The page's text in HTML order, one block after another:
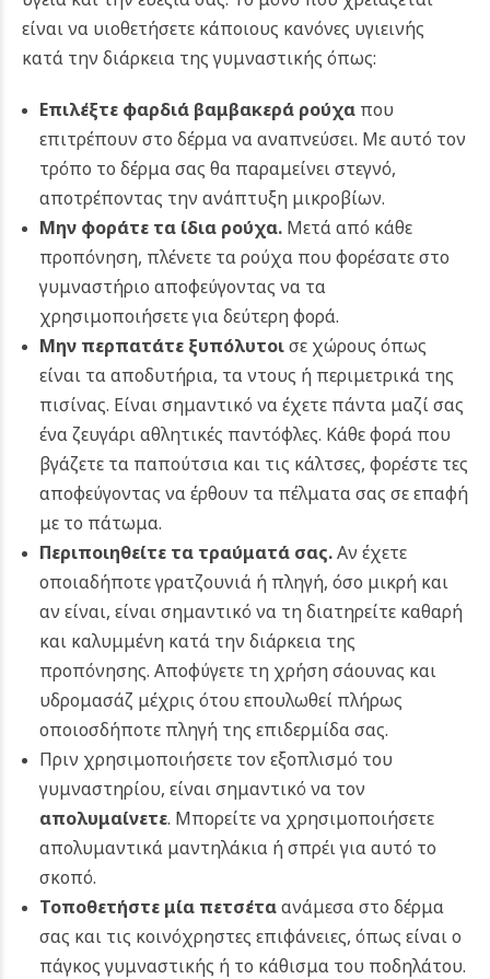
είναι να υιοθετήσετε κάποιους κανόνες υγιεινής
κατά την διάρκεια της γυμναστικής όπως:
Επιλέξτε φαρδιά βαμβακερά ρούχαπου
επιτρέπουν στο δέρμα να αναπνεύσει. Με αυτό τον
τρόπο το δέρμα σας θα παραμείνει στεγνό,
αποτρέποντας την ανάπτυξη μικροβίων.
Μην φοράτε τα ίδια ρούχα.Μετά από κάθε
προπόνηση, πλένετε τα ρούχα που φορέσατε στο
γυμναστήριο αποφεύγοντας να τα
χρησιμοποιήσετε για δεύτερη φορά.
Μην περπατάτε ξυπόλυτοισε χώρους όπως
είναι τα αποδυτήρια, τα ντους ή περιμετρικά της
πισίνας. Είναι σημαντικό να έχετε πάντα μαζί σας
ένα ζευγάρι αθλητικές παντόφλες. Κάθε φορά που
βγάζετε τα παπούτσια και τις κάλτσες, φορέστε τες
αποφεύγοντας να έρθουν τα πέλματα σας σε επαφή
με το πάτωμα.
Περιποιηθείτε τα τραύματά σας.Αν έχετε
οποιαδήποτε γρατζουνιά ή πληγή, όσο μικρή και
αν είναι, είναι σημαντικό να τη διατηρείτε καθαρή
και καλυμμένη κατά την διάρκεια της
προπόνησης. Αποφύγετε τη χρήση σάουνας και
υδρομασάζ μέχρις ότου επουλωθεί πλήρως
οποιοσδήποτε πληγή της επιδερμίδα σας.
Πριν χρησιμοποιήσετε τον εξοπλισμό του
γυμναστηρίου, είναι σημαντικό να τον
απολυμαίνετε. Μπορείτε να χρησιμοποιήσετε
απολυμαντικά μαντηλάκια ή σπρέι για αυτό το
σκοπό.
Τοποθετήστε μία πετσέταανάμεσα στο δέρμα
σας και τις κοινόχρηστες επιφάνειες, όπως είναι ο
πάγκος γυμναστικής ή το κάθισμα του ποδηλάτου.